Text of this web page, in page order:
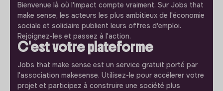
Bienvenue là où l'impact compte vraiment. Sur Jobs that
make sense, les acteurs les plus ambitieux de l'économie
sociale et solidaire publient leurs offres d'emploi.
Rejoignez-les et passez à l'action.
C'est votre plateforme
Jobs that make sense est un service gratuit porté par
l'association makesense. Utilisez-le pour accélerer votre
projet et participez à construire une société plus